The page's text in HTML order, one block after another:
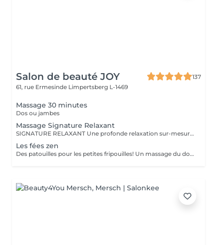
Salon de beauté JOY
137
61, rue Ermesinde Limpertsberg L-1469
Massage 30 minutes
Dos ou jambes
Massage Signature Relaxant
SIGNATURE RELAXANT Une profonde relaxation sur-mesure avec ce massage signature réalisé avec les iconiques essences d'estime, huiles végétales 100% biologiques. Pour être profondément détendu.e. Inspiré du modelage californien, le massage signature relaxant associe les mouvements lents, fluides, enveloppants, harmonieux, qui enveloppent le corps dans sa globalité.
Les fées zen
Des patouilles pour les petites fripouilles! Un massage du dos , des bras, des mains . Une sensation de calme et d'apaisement , un temps pour soi pour déconnecter des tablettes et reconnecter avec son corps et son esprit.